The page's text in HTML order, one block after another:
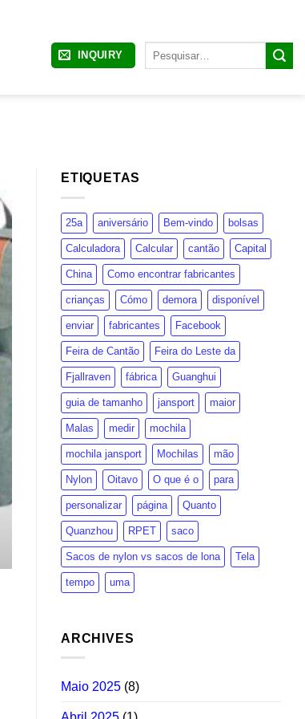
INQUIRY
ETIQUETAS
25a aniversário Bem-vindo bolsas
Calculadora Calcular cantão Capital
China Como encontrar fabricantes
crianças Cómo demora disponível
enviar fabricantes Facebook
Feira de Cantão Feira do Leste da
Fjallraven fábrica Guanghui
guia de tamanho jansport maior
Malas medir mochila
mochila jansport Mochilas mão
Nylon Oitavo O que é o para
personalizar página Quanto
Quanzhou RPET saco
Sacos de nylon vs sacos de lona Tela
tempo uma
ARCHIVES
Maio 2025 (8)